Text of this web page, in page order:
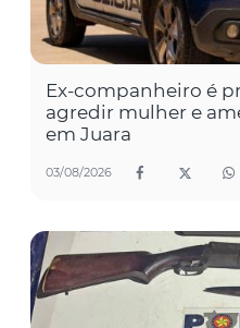
Ex-companheiro é
agredir mulher e
em Juara
03/08/2026